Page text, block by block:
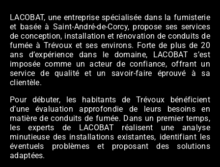
LACOBAT, une entreprise spécialisée dans la fumisterie
et basée à Saint-André-de-Corcy, propose ses services
de conception, installation et rénovation de conduits de
fumée à Trévoux et ses environs. Forte de plus de 20
ans d’expérience dans le domaine, LACOBAT s’est
imposée comme un acteur de confiance, offrant un
service de qualité et un savoir-faire éprouvé à sa
clientèle.
Pour débuter, les habitants de Trévoux bénéficient
d’une évaluation approfondie de leurs besoins en
matière de conduits de fumée. Dans un premier temps,
les experts de LACOBAT réalisent une analyse
minutieuse des installations existantes, identifiant les
éventuels problèmes et proposant des solutions
adaptées.